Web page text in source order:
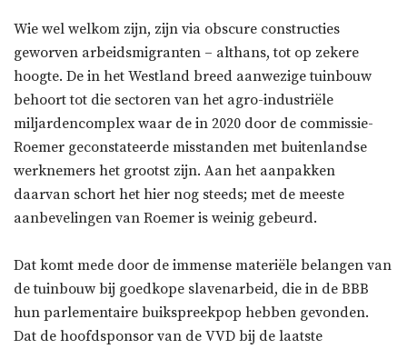
Wie wel welkom zijn, zijn via obscure constructies
geworven arbeidsmigranten – althans, tot op zekere
hoogte. De in het Westland breed aanwezige tuinbouw
behoort tot die sectoren van het agro-industriële
miljardencomplex waar de in 2020 door de commissie-
Roemer geconstateerde misstanden met buitenlandse
werknemers het grootst zijn. Aan het aanpakken
daarvan schort het hier nog steeds; met de meeste
aanbevelingen van Roemer is weinig gebeurd.
Dat komt mede door de immense materiële belangen van
de tuinbouw bij goedkope slavenarbeid, die in de BBB
hun parlementaire buikspreekpop hebben gevonden.
Dat de hoofdsponsor van de VVD bij de laatste